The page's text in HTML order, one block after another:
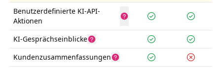
Benutzerdefinierte KI-API-
Aktionen
KI-Gesprächseinblicke
Kundenzusammenfassungen